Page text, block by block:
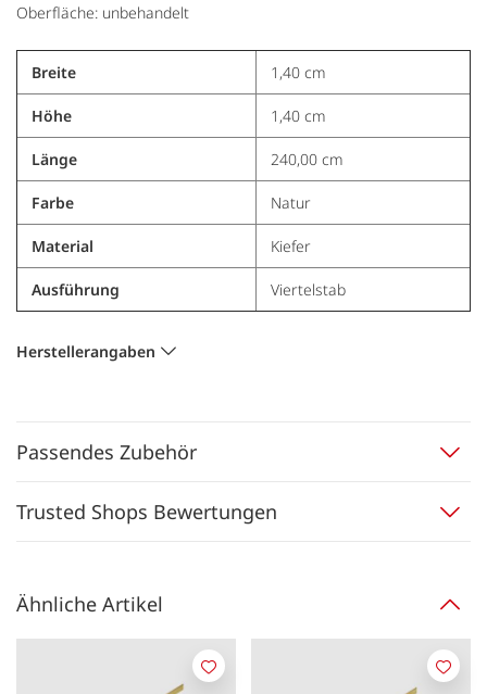
Oberfläche: unbehandelt
Breite 1,40 cm
Höhe 1,40 cm
Länge 240,00 cm
Farbe Natur
Material Kiefer
Ausführung Viertelstab
Herstellerangaben
Passendes Zubehör
Trusted Shops Bewertungen
Ähnliche Artikel
Merken